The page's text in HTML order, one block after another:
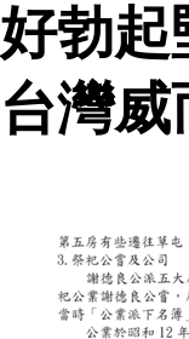
好勃起
台灣威